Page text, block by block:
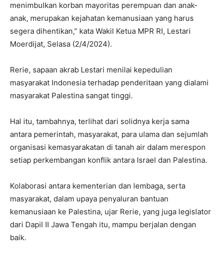
menimbulkan korban mayoritas perempuan dan anak-
anak, merupakan kejahatan kemanusiaan yang harus
segera dihentikan,” kata Wakil Ketua MPR RI, Lestari
Moerdijat, Selasa (2/4/2024).
Rerie, sapaan akrab Lestari menilai kepedulian
masyarakat Indonesia terhadap penderitaan yang dialami
masyarakat Palestina sangat tinggi.
Hal itu, tambahnya, terlihat dari solidnya kerja sama
antara pemerintah, masyarakat, para ulama dan sejumlah
organisasi kemasyarakatan di tanah air dalam merespon
setiap perkembangan konflik antara Israel dan Palestina.
Kolaborasi antara kementerian dan lembaga, serta
masyarakat, dalam upaya penyaluran bantuan
kemanusiaan ke Palestina, ujar Rerie, yang juga legislator
dari Dapil II Jawa Tengah itu, mampu berjalan dengan
baik.